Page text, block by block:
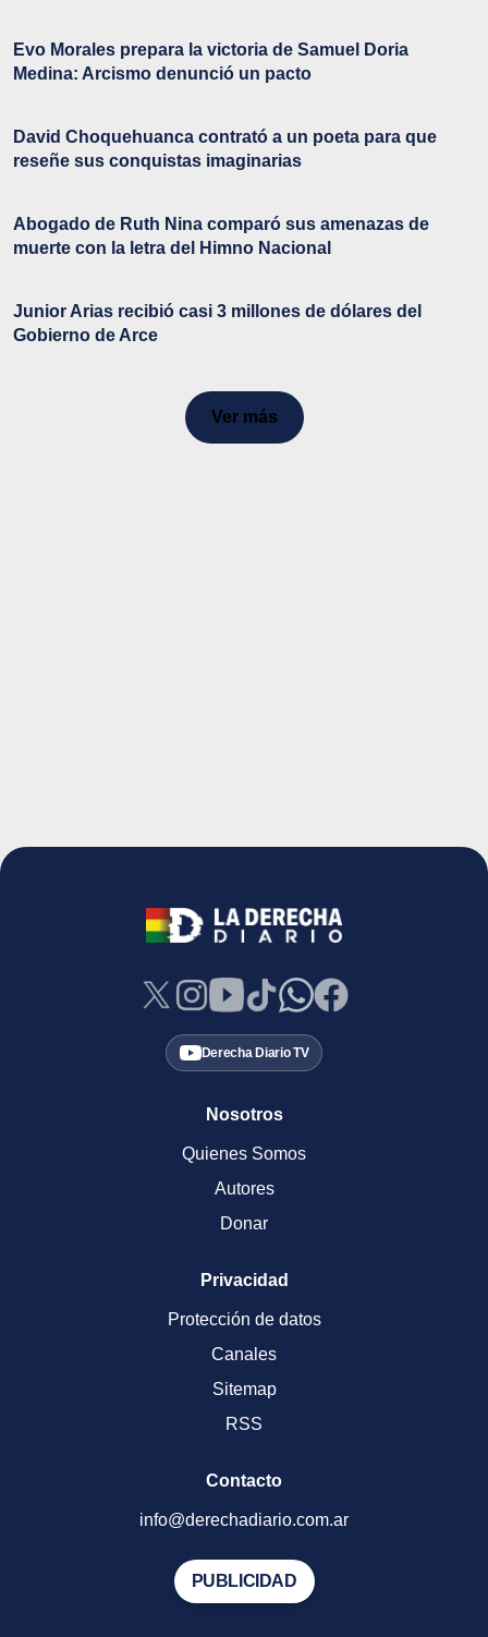
Evo Morales prepara la victoria de Samuel Doria
Medina: Arcismo denunció un pacto
David Choquehuanca contrató a un poeta para que
reseñe sus conquistas imaginarias
Abogado de Ruth Nina comparó sus amenazas de
muerte con la letra del Himno Nacional
Junior Arias recibió casi 3 millones de dólares del
Gobierno de Arce
Ver más
Derecha Diario TV
Nosotros
Quienes Somos
Autores
Donar
Privacidad
Protección de datos
Canales
Sitemap
RSS
Contacto
info@derechadiario.com.ar
PUBLICIDAD